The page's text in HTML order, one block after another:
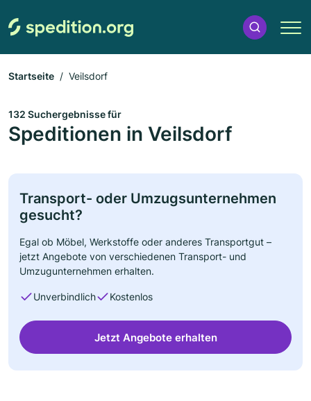
Startseite Veilsdorf
132 Suchergebnisse für
Speditionen in Veilsdorf
Transport- oder Umzugsunternehmen
gesucht?
Egal ob Möbel, Werkstoffe oder anderes Transportgut –
jetzt Angebote von verschiedenen Transport- und
Umzugunternehmen erhalten.
Unverbindlich Kostenlos
Jetzt Angebote erhalten